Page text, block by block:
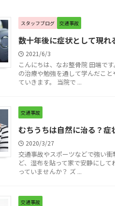
スタッフブログ 交通事故
数十年後に症状として現
2021/6/3
こんにちは、なお整骨院 田端で
の治療や勉強を通して学んだこ
ていきます。 当院で ...
交通事故
むちうちは自然に治る？
2020/3/27
交通事故やスポーツなどで強い
ど、湿布を貼って家で安静にし
っていませんか？ ズ ...
交通事故